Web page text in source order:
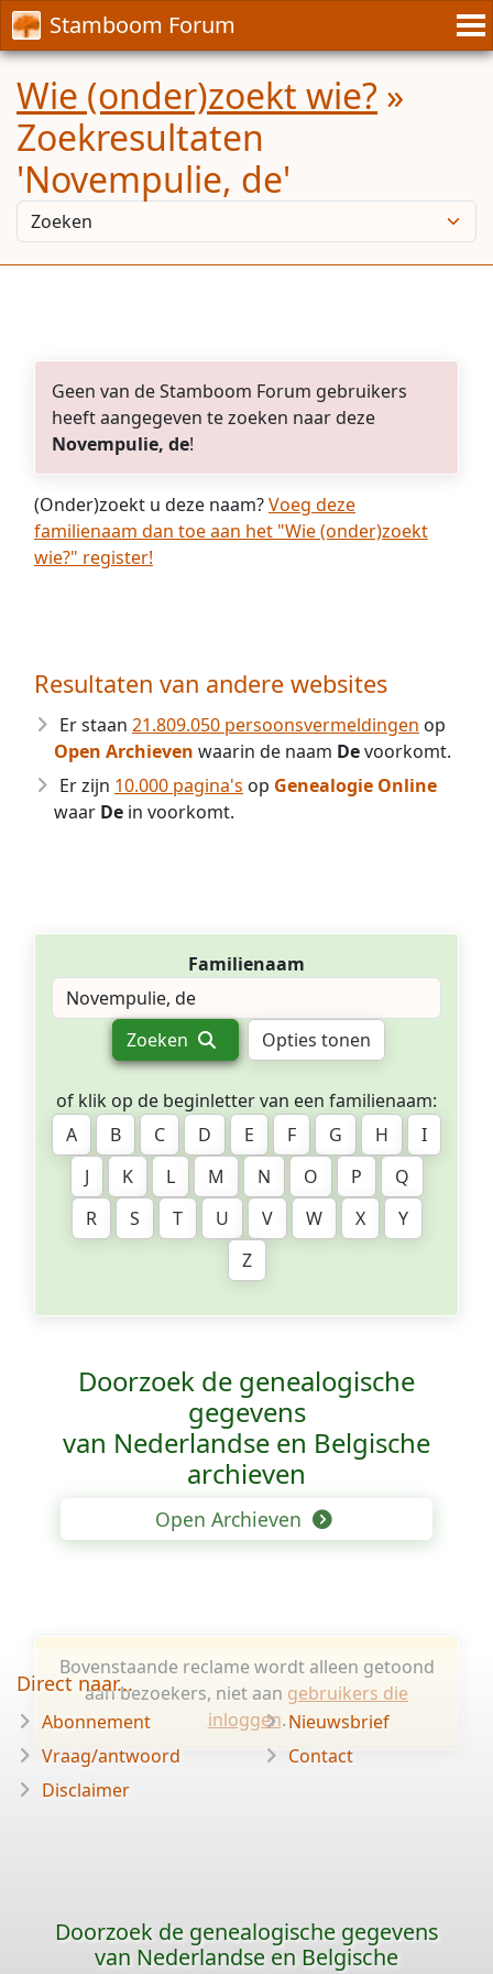
Stamboom Forum
Wie (onder)zoekt wie? »
Zoekresultaten
'Novempulie, de'
Geen van de Stamboom Forum gebruikers
heeft aangegeven te zoeken naar deze
Novempulie, de!
(Onder)zoekt u deze naam?Voeg deze
familienaam dan toe aan het "Wie (onder)zoekt
wie?" register!
Resultaten van andere websites
Er staan 21.809.050 persoonsvermeldingen op
Open Archieven waarin de naam Devoorkomt.
Er zijn 10.000 pagina's op Genealogie Online
waar De in voorkomt.
Familienaam
Zoeken Opties tonen
of klik op de beginletter van een familienaam:
A
B C D E F G H
I
J
K L M N O P
Q
R
S T U V W X
Y
Z
Doorzoek de genealogische
gegevens
van Nederlandse en Belgische
archieven
Open Archieven
Bovenstaande reclame wordt alleen getoond
aan bezoekers, niet aan gebruikers die
inloggen.
Direct naar...
Abonnement
Vraag/antwoord
Disclaimer
Nieuwsbrief
Contact
Doorzoek de genealogische gegevens
van Nederlandse en Belgische